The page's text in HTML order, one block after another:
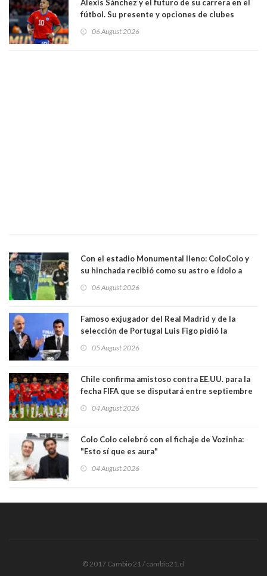
Alexis Sánchez y el futuro de su carrera en el
fútbol. Su presente y opciones de clubes
06 August 2026
Con el estadio Monumental lleno: ColoColo y
su hinchada recibió como su astro e ídolo a
06 August 2026
Famoso exjugador del Real Madrid y de la
selección de Portugal Luis Figo pidió la
comportamiento más bajo y cobarde que he
05 August 2026
Chile confirma amistoso contra EE.UU. para la
fecha FIFA que se disputará entre septiembre
04 August 2026
Colo Colo celebró con el fichaje de Vozinha:
"Esto sí que es aura"
04 August 2026
© 2017 Cambio 21 / cambio21.cl